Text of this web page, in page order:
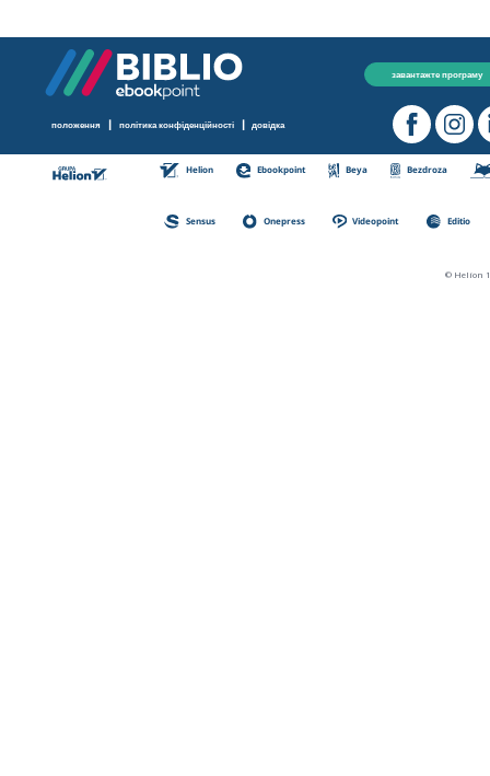
завантажте програму
положення | політика конфіденційності | довідка
Helion Ebookpoint Beya Bezdroza
Sensus Onepress Videopoint Editio
© Helion